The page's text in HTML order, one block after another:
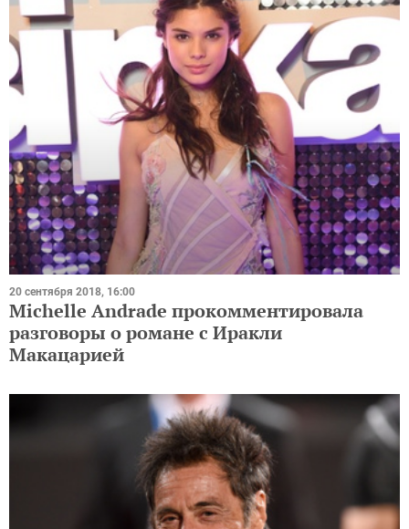
20 сентября 2018, 16:00
Michelle Andrade прокомментировала
разговоры о романе с Иракли
Макацарией